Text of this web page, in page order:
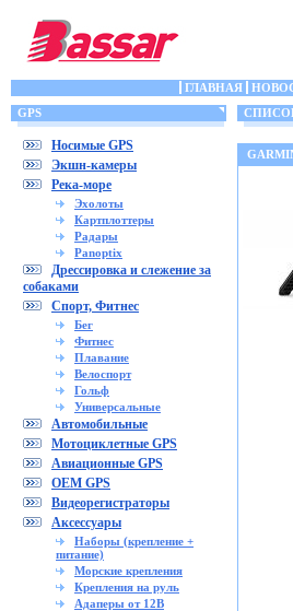
ГЛАВНАЯ
GPS
Носимые GPS
Экшн-камеры
Река-море
Эхолоты
Картплоттеры
Радары
Panoptix
Дрессировка и слежение за
собаками
Спорт, Фитнес
Бег
Фитнес
Плавание
Велоспорт
Гольф
Универсальные
Автомобильные
Мотоциклетные GPS
Авиационные GPS
OEM GPS
Видеорегистраторы
Аксессуары
Наборы (крепление +
питание)
Морские крепления
Крепления на руль
Адаперы от 12В
СПИСОК